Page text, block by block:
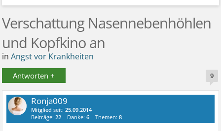
Verschattung Nasennebenhöhlen
und Kopfkino an
inAngst vor Krankheiten
Antworten + 9
Ronja009
Mitglied seit:25.09.2014
Beiträge:22 Danke:6 Themen:8